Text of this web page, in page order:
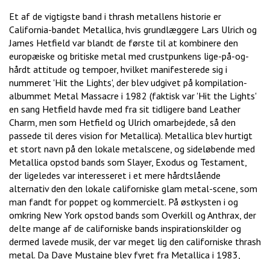
Et af de vigtigste band i thrash metallens historie er
California-bandet Metallica, hvis grundlæggere Lars Ulrich og
James Hetfield var blandt de første til at kombinere den
europæiske og britiske metal med crustpunkens lige-på-og-
hårdt attitude og tempoer, hvilket manifesterede sig i
nummeret 'Hit the Lights', der blev udgivet på kompilation-
albummet Metal Massacre i 1982 (faktisk var 'Hit the Lights'
en sang Hetfield havde med fra sit tidligere band Leather
Charm, men som Hetfield og Ulrich omarbejdede, så den
passede til deres vision for Metallica). Metallica blev hurtigt
et stort navn på den lokale metalscene, og sideløbende med
Metallica opstod bands som Slayer, Exodus og Testament,
der ligeledes var interesseret i et mere hårdtslående
alternativ den den lokale californiske glam metal-scene, som
man fandt for poppet og kommercielt. På østkysten i og
omkring New York opstod bands som Overkill og Anthrax, der
delte mange af de californiske bands inspirationskilder og
dermed lavede musik, der var meget lig den californiske thrash
metal. Da Dave Mustaine blev fyret fra Metallica i 1983,